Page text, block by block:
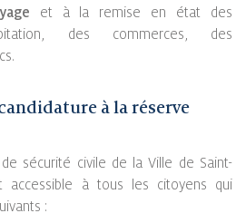
et à la remise en état des
des commerces, des
à la réserve
sécurité civile de la Ville de Saint-
accessible à tous les citoyens qui
: